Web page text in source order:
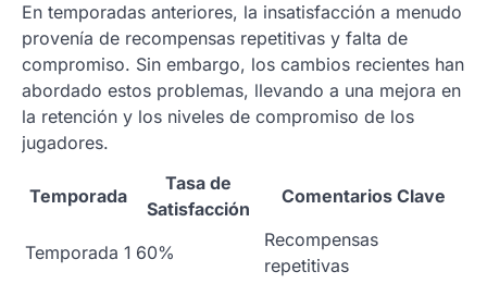
En temporadas anteriores, la insatisfacción a menudo
provenía de recompensas repetitivas y falta de
compromiso. Sin embargo, los cambios recientes han
abordado estos problemas, llevando a una mejora en
la retención y los niveles de compromiso de los
jugadores.
Temporada
Tasa de
Satisfacción
Comentarios Clave
Temporada 1 60%
Recompensas
repetitivas